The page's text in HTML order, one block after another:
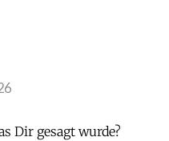
Dir gesagt wurde?